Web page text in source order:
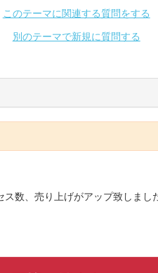
このテーマに関連する質問をする
別のテーマで新規に質問する
数、売り上げがアップ致しまし